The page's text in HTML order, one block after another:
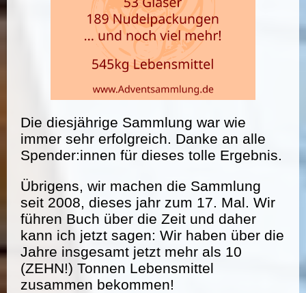
Die diesjährige Sammlung war wie
immer sehr erfolgreich. Danke an alle
Spender:innen für dieses tolle Ergebnis.
Übrigens, wir machen die Sammlung
seit 2008, dieses jahr zum 17. Mal. Wir
führen Buch über die Zeit und daher
kann ich jetzt sagen: Wir haben über die
Jahre insgesamt jetzt mehr als 10
(ZEHN!) Tonnen Lebensmittel
zusammen bekommen!